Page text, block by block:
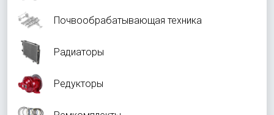
Почвообрабатывающая техника
Радиаторы
Редукторы